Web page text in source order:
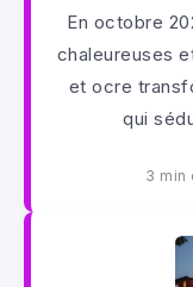
En octobre
chaleureuses
et ocre
qui
3 min